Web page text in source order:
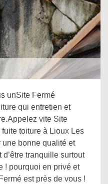
unSite Fermé
qui entretien et
vite Site
toiture à Lioux Les
une bonne qualité et
tranquille surtout
! pourquoi en privé et
est près de vous !